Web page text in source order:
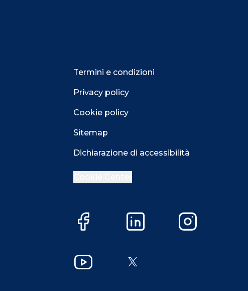
Termini e condizioni
Privacy policy
Cookie policy
Sitemap
Dichiarazione di accessibilità
Facebook LinkedIn Instagram
YouTube X
Accetta Più opzioni